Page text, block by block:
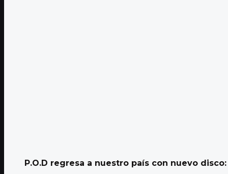
P.O.D regresa a nuestro país con nuevo disco: